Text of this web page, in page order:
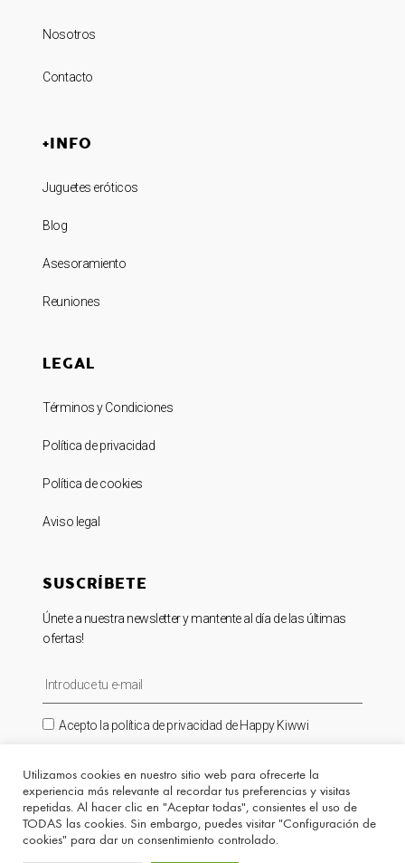
Nosotros
Contacto
+INFO
Juguetes eróticos
Blog
Asesoramiento
Reuniones
LEGAL
Términos y Condiciones
Política de privacidad
Política de cookies
Aviso legal
SUSCRÍBETE
Únete a nuestra newsletter y mantente al día de las últimas
ofertas!
Acepto la política de privacidad de Happy Kiwwi
Utilizamos cookies en nuestro sitio web para ofrecerte la
experiencia más relevante al recordar tus preferencias y visitas
repetidas. Al hacer clic en "Aceptar todas", consientes el uso de
TODAS las cookies. Sin embargo, puedes visitar "Configuración de
cookies" para dar un consentimiento controlado.